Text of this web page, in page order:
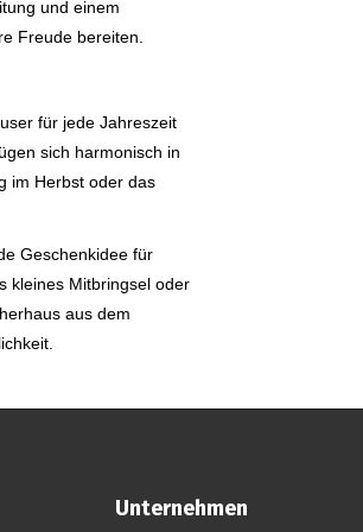
und einem
Freude bereiten.
für jede Jahreszeit
sich harmonisch in
im Herbst oder das
Geschenkidee für
kleines Mitbringsel oder
aus dem
Unternehmen